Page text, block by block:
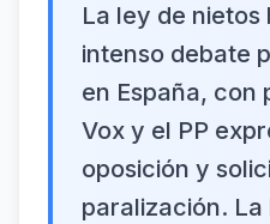
La ley de
intenso debate
en España, con
Vox y el PP
oposición y
paralización.